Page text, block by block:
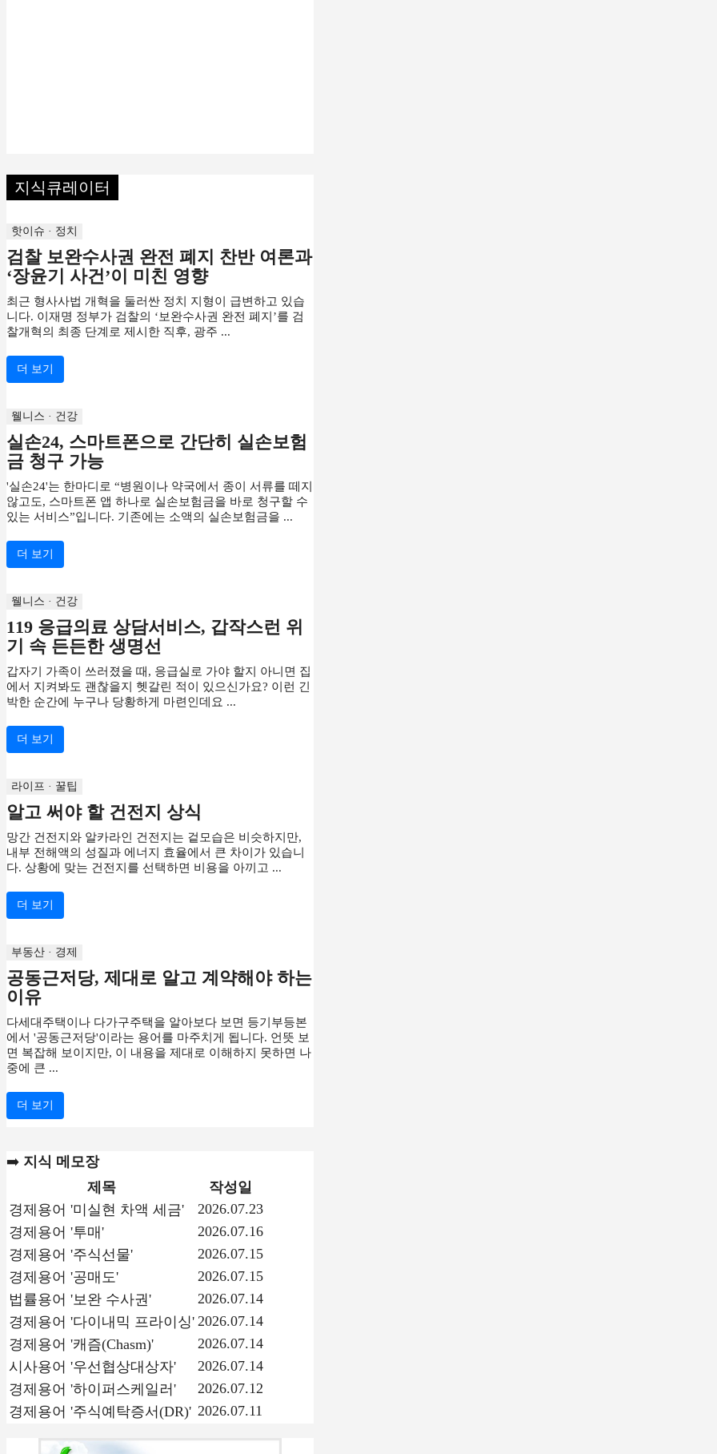
지식큐레이터
핫이슈 · 정치
검찰 보완수사권 완전 폐지 찬반 여론과
‘장윤기 사건’이 미친 영향
최근 형사사법 개혁을 둘러싼 정치 지형이 급변하고 있습
니다. 이재명 정부가 검찰의 ‘보완수사권 완전 폐지’를 검
찰개혁의 최종 단계로 제시한 직후, 광주 ...
더 보기
웰니스 · 건강
실손24, 스마트폰으로 간단히 실손보험
금 청구 가능
'실손24'는 한마디로 “병원이나 약국에서 종이 서류를 떼지
않고도, 스마트폰 앱 하나로 실손보험금을 바로 청구할 수
있는 서비스”입니다. 기존에는 소액의 실손보험금을 ...
더 보기
웰니스 · 건강
119 응급의료 상담서비스, 갑작스런 위
기 속 든든한 생명선
갑자기 가족이 쓰러졌을 때, 응급실로 가야 할지 아니면 집
에서 지켜봐도 괜찮을지 헷갈린 적이 있으신가요? 이런 긴
박한 순간에 누구나 당황하게 마련인데요 ...
더 보기
라이프 · 꿀팁
알고 써야 할 건전지 상식
망간 건전지와 알카라인 건전지는 겉모습은 비슷하지만,
내부 전해액의 성질과 에너지 효율에서 큰 차이가 있습니
다. 상황에 맞는 건전지를 선택하면 비용을 아끼고 ...
더 보기
부동산 · 경제
공동근저당, 제대로 알고 계약해야 하는
이유
다세대주택이나 다가구주택을 알아보다 보면 등기부등본
에서 '공동근저당'이라는 용어를 마주치게 됩니다. 언뜻 보
면 복잡해 보이지만, 이 내용을 제대로 이해하지 못하면 나
중에 큰 ...
더 보기
➡️ 지식 메모장
제목
작성일
경제용어 '미실현 차액 세금'
2026.07.23
경제용어 '투매'
2026.07.16
경제용어 '주식선물'
2026.07.15
경제용어 '공매도'
2026.07.15
법률용어 '보완 수사권'
2026.07.14
경제용어 '다이내믹 프라이싱' 2026.07.14
경제용어 '캐즘(Chasm)'
2026.07.14
시사용어 '우선협상대상자'
2026.07.14
경제용어 '하이퍼스케일러'
2026.07.12
경제용어 '주식예탁증서(DR)' 2026.07.11